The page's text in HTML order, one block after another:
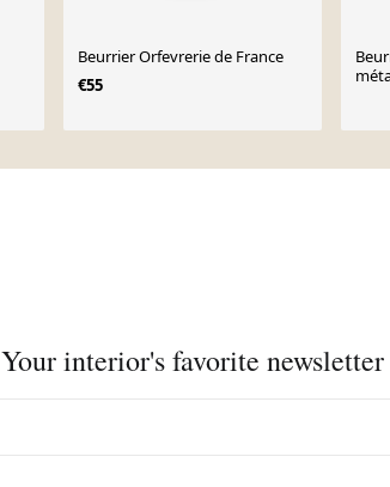
Beurrier Orfevrerie de France
€55
Your interior's favorite newsletter